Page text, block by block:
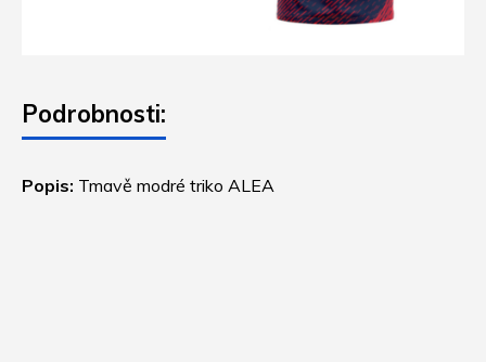
Podrobnosti:
Popis: Tmavě modré triko ALEA